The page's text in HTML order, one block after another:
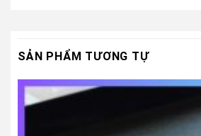
SẢN PHẨM TƯƠNG TỰ